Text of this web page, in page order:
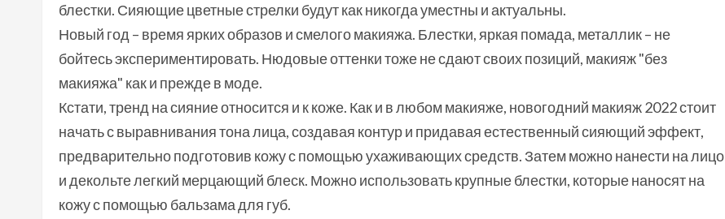
блестки. Сияющие цветные стрелки будут как никогда уместны и актуальны.
Новый год – время ярких образов и смелого макияжа. Блестки, яркая помада, металлик – не
бойтесь экспериментировать. Нюдовые оттенки тоже не сдают своих позиций, макияж "без
макияжа" как и прежде в моде.
Кстати, тренд на сияние относится и к коже. Как и в любом макияже, новогодний макияж 2022 стоит
начать с выравнивания тона лица, создавая контур и придавая естественный сияющий эффект,
предварительно подготовив кожу с помощью ухаживающих средств. Затем можно нанести на лицо
и декольте легкий мерцающий блеск. Можно использовать крупные блестки, которые наносят на
кожу с помощью бальзама для губ.